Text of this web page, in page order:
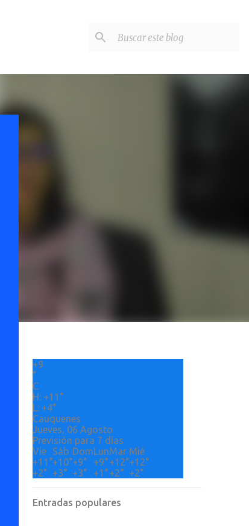
+9
°
C
H: +11°
L: +4°
Cauquenes
Jueves, 06 Agosto
Previsión para 7 días
Vie
Sáb DomLunMar Mié
+11°+10°+9° +9°+12°+12°
+2° +3° +3° +1°+2° +2°
Entradas populares